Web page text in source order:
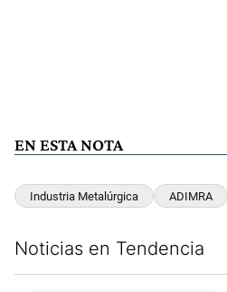
EN ESTA NOTA
Industria Metalúrgica ADIMRA
Noticias en Tendencia